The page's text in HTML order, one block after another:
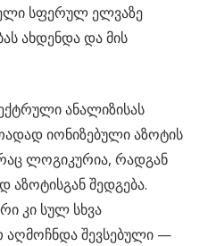
სფერულ ელვაზე
ახდენდა და მის
ანალიზისას
იონიზებული აზოტის
ლოგიკურია, რადგან
შედგება.
კი სულ სხვა
აღმოჩნდა შევსებული —